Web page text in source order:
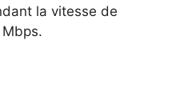
la vitesse de